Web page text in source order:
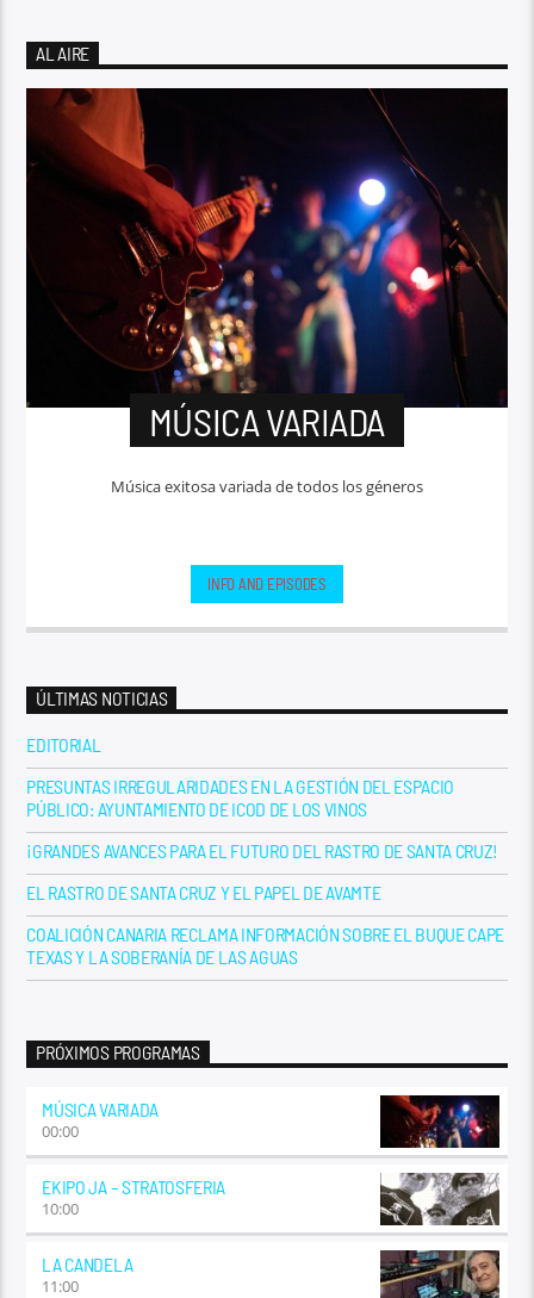
AL AIRE
MÚSICA VARIADA
Música exitosa variada de todos los géneros
INFO AND EPISODES
ÚLTIMAS NOTICIAS
EDITORIAL
PRESUNTAS IRREGULARIDADES EN LA GESTIÓN DEL ESPACIO
PÚBLICO: AYUNTAMIENTO DE ICOD DE LOS VINOS
¡GRANDES AVANCES PARA EL FUTURO DEL RASTRO DE SANTA CRUZ!
EL RASTRO DE SANTA CRUZ Y EL PAPEL DE AVAMTE
COALICIÓN CANARIA RECLAMA INFORMACIÓN SOBRE EL BUQUE CAPE
TEXAS Y LA SOBERANÍA DE LAS AGUAS
PRÓXIMOS PROGRAMAS
MÚSICA VARIADA
00:00
EKIPO JA – STRATOSFERIA
10:00
LA CANDELA
11:00